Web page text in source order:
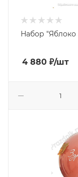
Набор "Яблоко
4 880 ₽/шт